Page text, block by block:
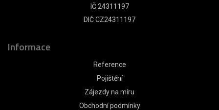
IČ 24311197
DIČ CZ24311197
Informace
Reference
Pojištění
Zájezdy na míru
Obchodní podmínky